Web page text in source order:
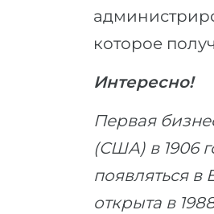
которое
Интересно!
Первая
(США) в 1906
появляться
открыта в